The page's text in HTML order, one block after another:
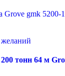
тонн 64 м